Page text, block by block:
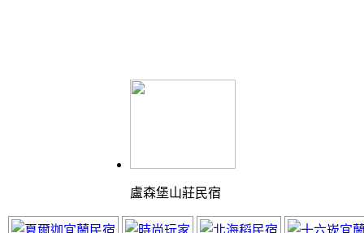
盧森堡山莊民宿
體驗最棒的渡假山莊